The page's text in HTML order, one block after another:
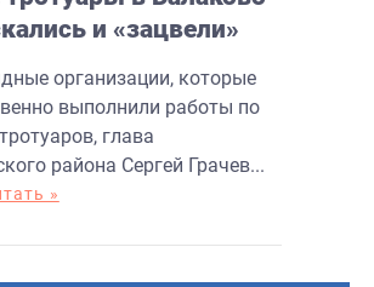
и «зацвели»
организации, которые
выполнили работы по
глава
района Сергей Грачев...
»